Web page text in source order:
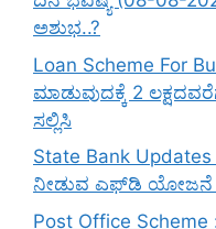
ಅಶುಭ..?
Loan Scheme For
ಮಾಡುವುದಕ್ಕೆ 2
ಸಲ್ಲಿಸಿ
State Bank Updates
ನೀಡುವ ಎಫ್‌ಡಿ ಯೋಜನೆ
Post Office